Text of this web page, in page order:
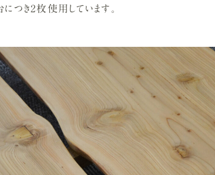
つき2枚使用しています。